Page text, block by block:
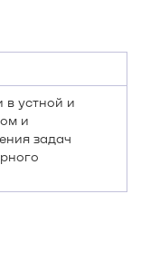
в устной и
и
задач